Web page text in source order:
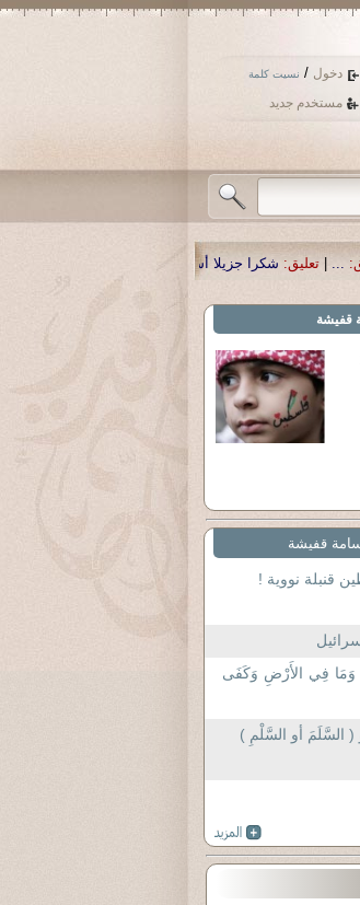
دخول / نسيت كلمة
مستخدم جديد
جزيلا أستاذ حمد الحمد .أكرمكم الله .
قفيشة
قفيشة
قنبلة نووية !
وَمَا فِي الأَرْضِ وَكَفَى
( السَّلَمَ أو السَّلْمِ )